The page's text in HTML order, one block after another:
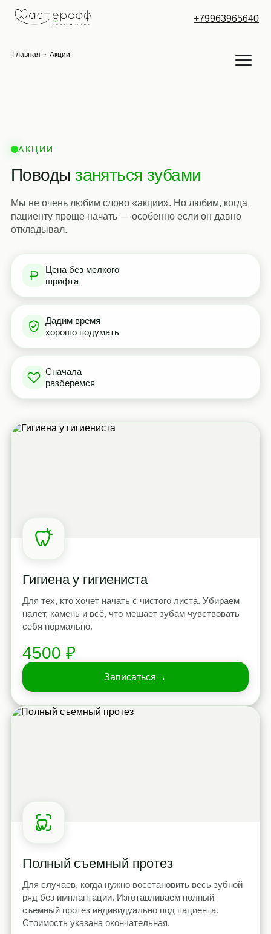
Главная Акции
+79963965640
АКЦИИ
Поводызаняться зубами
Мы не очень любим слово «акции». Но любим, когда
пациенту проще начать — особенно если он давно
откладывал.
Цена без мелкого
шрифта
Дадим время
хорошо подумать
Сначала
разберемся
Гигиена у гигиениста
Для тех, кто хочет начать с чистого листа. Убираем
налёт, камень и всё, что мешает зубам чувствовать
себя нормально.
4500 ₽
Записаться →
Полный съемный протез
Для случаев, когда нужно восстановить весь зубной
ряд без имплантации. Изготавливаем полный
съемный протез индивидуально под пациента.
Стоимость указана окончательная.